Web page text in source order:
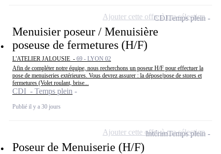
Menuisier poseur / Menuisière
poseuse de fermetures (H/F)
L'ATELIER JALOUSIE - 69 - LYON 02
Afin de compléter notre équipe, nous recherchons un poseur H/F pour effectuer la
pose de menuiseries extérieures. Vous devrez assurer : la dépose/pose de stores et
fermetures (Volet roulant, brise...
CDI - Temps plein
Publié il y a 30 jours
CDITemps plein
Ajouter cette offre à ma sélection
Poseur de Menuiserie (H/F)
IntérimTemps plein
Ajouter cette offre à ma sélection